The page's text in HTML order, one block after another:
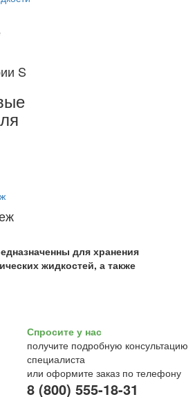
S
для хранения
жидкостей, а также
Спросите у нас
получите подробную консультацию
специалиста
или оформите заказ по телефону
8 (800) 555-18-31